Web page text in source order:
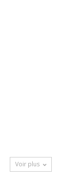
Voir plus